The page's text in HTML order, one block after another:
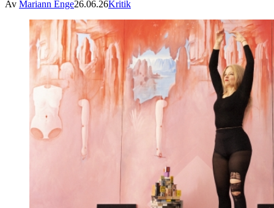
Av Mariann Enge26.06.26Kritik